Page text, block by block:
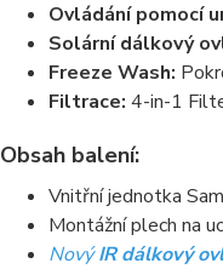
Ovládání pomocí
Solární dálkový
Freeze Wash:
Filtrace: 4-in-1
Obsah balení:
Vnitřní jednotka
Montážní plech na
NovýIR dálkový